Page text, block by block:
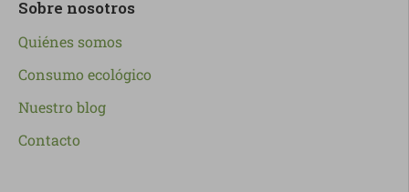
Sobre nosotros
Quiénes somos
Consumo ecológico
Nuestro blog
Contacto